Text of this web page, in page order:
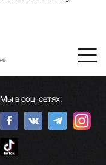
Мы в соц-сетях: